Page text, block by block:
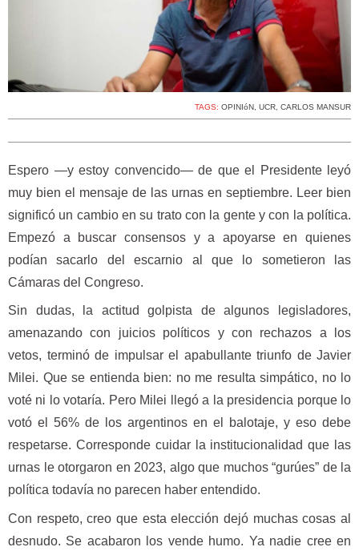
TAGS: OPINIóN, UCR, CARLOS MANSUR
Espero —y estoy convencido— de que el Presidente leyó
muy bien el mensaje de las urnas en septiembre. Leer bien
significó un cambio en su trato con la gente y con la política.
Empezó a buscar consensos y a apoyarse en quienes
podían sacarlo del escarnio al que lo sometieron las
Cámaras del Congreso.
Sin dudas, la actitud golpista de algunos legisladores,
amenazando con juicios políticos y con rechazos a los
vetos, terminó de impulsar el apabullante triunfo de Javier
Milei. Que se entienda bien: no me resulta simpático, no lo
voté ni lo votaría. Pero Milei llegó a la presidencia porque lo
votó el 56% de los argentinos en el balotaje, y eso debe
respetarse. Corresponde cuidar la institucionalidad que las
urnas le otorgaron en 2023, algo que muchos “gurúes” de la
política todavía no parecen haber entendido.
Con respeto, creo que esta elección dejó muchas cosas al
desnudo. Se acabaron los vende humo. Ya nadie cree en